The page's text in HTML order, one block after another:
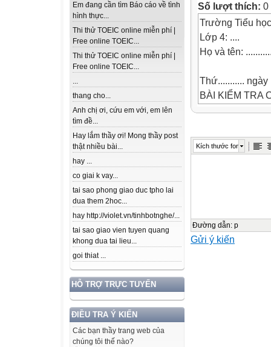
Em đang cần tìm Báo cáo về tình
hình thực...
Thi thử TOEIC online miễn phí |
Free online TOEIC...
Thi thử TOEIC online miễn phí |
Free online TOEIC...
...
thang cho...
Anh chị ơi, cứu em với, em lên
tìm đề...
Hay lắm thầy ơi! Mong thầy post
thật nhiều bài...
hay ...
co giai k vay...
tai sao phong giao duc tpho lai
dua them 2hoc...
hay http://violet.vn/tinhbotnghe/...
tai sao giao vien tuyen quang
khong dua tai lieu...
goi thiat ...
HỖ TRỢ TRỰC TUYẾN
ĐIỀU TRA Ý KIẾN
Các bạn thầy trang web của
chúng tôi thế nào?
Số lượt thích: 0
Trường Tiểu
Lớp 4: ....
Họ và tên:
Thứ........... ngày
BÀI KIỂM TRA
ĐỀ SỐ 1
Lời nhận xét
Kích thước font
Đường dẫn: p
Gửi ý kiến